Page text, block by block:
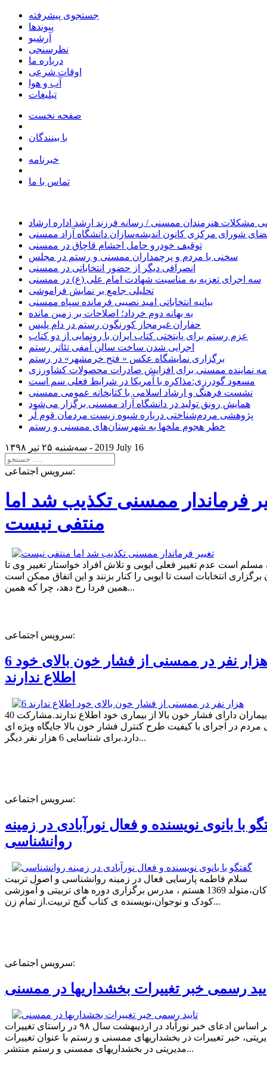
جستجوی پیشرفته
پیوندها
آرشیو
نظرسنجی
درباره ما
اوقات شرعی
آب و هوا
تبلیغات
صفحه نخست
با بینندگان
خبرنامه
تماس با ما
مشکلات هنرمندان ممسنی / رسانه فرزند ارشد اداره ارشاد
شورای مرکزی کانون اندیشه‌سازان دانشگاه آزاد ممسنی
توقیف خودرو حامل احشام قاچاق در ممسنی
سخنی با مردم و پرچمداران ممسنی و رستم در مجلس
انصرافی دیگر از حضور انتخاباتی در ممسنی
سه اجرای تعزیه به مناسبت شهادت امام علی (ع) در ممسنی
تحلیلی جامع بر نمایش فراموشی
بیانیه انتخاباتی امید نصیبی فرمانده سپاه ممسنی
به بهانه دوم خرداد؛ اصلاحات بر زمین مانده
حفاران غیرمجاز کورنگون رستم در دام پلیس
عزم رستم برای پایتختی کتاب ایران با رونمایی از دو کتاب
اجرایی شدن ساخت سالن آمفی تئاتر رستم
برگزاری نمایشگاه عکس « فتح خرمشهر» در رستم
نماینده ممسنی برای افزایش صادرات محصولات کشاورزی
مسعود گودرزی:مذاکره با آمریکا در شرایط فعلی سم است
نشست فرهنگ و ارشاد اسلامی با کتابخانه عمومی ممسنی
همایش رونق تولید در دانشگاه آزاد ممسنی برگزار می‌شود
پژوهشی مردم‌شناختی درباره شیوه زیست مردمان قوم لُر
خطر هجوم ملخها به شهرستان‌های ممسنی و رستم
سه‌شنبه ۲۵ تير ۱۳۹۸ - 2019 July 16
سرویس اجتماعی:
فرماندار ممسنی تکذیب شد اما
منتفی نیست
مسلم است عدم تغییر فعلی ایوبی و تلاش افراد خواستار تغییر وی تا
برگزاری انتخابات است تا ایوبی را کنار بزنند و این اتفاق ممکن است
همین فردا رخ دهد، چرا که همین...
سرویس اجتماعی:
6 هزار نفر در ممسنی از فشار خون بالای خود
اطلاع ندارند
40 درصد بیماران دارای فشار خون بالا از بیماری خود اطلاع ندارند.مشارکت
در اجرای با کیفیت طرح کنترل فشار خون بالا جایگاه ویژه ای
دارد.برای شناسایی 6 هزار نفر دیگر...
سرویس اجتماعی:
با بانوی نویسنده و فعال نورآبادی در زمینه
روانشناسی
سلام فاطمه پارسایی فعال در زمینه روانشناسی و اصول تربیت
کودکان،متولد 1369 هستم ، مدرس برگزاری دوره های تربیتی و آموزشی
کودک و نوجوان،نویسنده ی کتاب گنج تربیت.از تمام زن...
سرویس اجتماعی:
رسمی خبر تغییرات بخشداریها در ممسنی
بر اساس ادعای خبر نورآباد در اردیبهشت سال ۹۸ در راستای تغییرات
خبر تغییرات در بخشداریهای ممسنی و رستم با عنوان تغییرات
مدیریتی در بخشداریهای ممسنی و رستم منتشر...